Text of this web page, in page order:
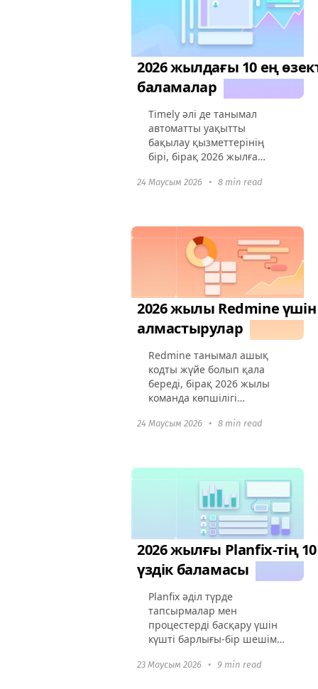
2026 жылдағы 10 ең
баламалар
Timely әлі де танымал
автоматты уақытты
бақылау қызметтерінің
бірі, бірақ 2026 жылға
онжылдықтарда әлдеқайда
толығады. Көптеген
пайдаланушылар...
24 Маусым 2026 • 8 min read
2026 жылы Redmine үшін
алмастырулар
Redmine танымал ашық
кодты жүйе болып қала
береді, бірақ 2026 жылы
команда көпшілігі
шешімдерді таңдауды
плагиндерді орнату
қажеттілігі, және
стандартты...
24 Маусым 2026 • 8 min read
2026 жылғы Planfix-тің 10
үздік баламасы
Planfix әділ түрде
тапсырмалар мен
процестерді басқару үшін
күшті барлығы-бір шешім
барлық компаниялар оның
23 Маусым 2026 • 9 min read